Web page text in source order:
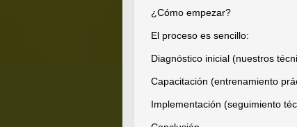
¿Cómo empezar?
El proceso es sencillo:
Diagnóstico inicial (nuestros
Capacitación (entrenamiento
Implementación (seguimiento